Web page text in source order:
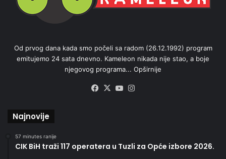
Od prvog dana kada smo počeli sa radom (26.12.1992) program
emitujemo 24 sata dnevno. Kameleon nikada nije stao, a boje
njegovog programa... Opširnije
Facebook
X YouTube
Najnovije
57 minutes ranije
CIK BiH traži 117 operatera u Tuzli za Opće izbore 2026.